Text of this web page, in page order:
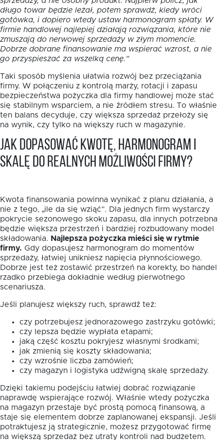
długo towar będzie leżał, potem sprawdź, kiedy wróci
gotówka, i dopiero wtedy ustaw harmonogram spłaty. W
firmie handlowej najlepiej działają rozwiązania, które nie
zmuszają do nerwowej sprzedaży w złym momencie.
Dobrze dobrane finansowanie ma wspierać wzrost, a nie
go przyspieszać za wszelką cenę.”
Taki sposób myślenia ułatwia rozwój bez przeciążania
firmy. W połączeniu z kontrolą marży, rotacji i zapasu
bezpieczeństwa pożyczka dla firmy handlowej może stać
się stabilnym wsparciem, a nie źródłem stresu. To właśnie
ten balans decyduje, czy większa sprzedaż przełoży się
na wynik, czy tylko na większy ruch w magazynie.
Jak dopasować kwotę, harmonogram i
skalę do realnych możliwości firmy?
Kwota finansowania powinna wynikać z planu działania, a
nie z tego, „ile da się wziąć”. Dla jednych firm wystarczy
pokrycie sezonowego skoku zapasu, dla innych potrzebna
będzie większa przestrzeń i bardziej rozbudowany model
składowania. Najlepsza pożyczka mieści się w rytmie
firmy. Gdy dopasujesz harmonogram do momentów
sprzedaży, łatwiej unikniesz napięcia płynnościowego.
Dobrze jest też zostawić przestrzeń na korekty, bo handel
rzadko przebiega dokładnie według pierwotnego
scenariusza.
Jeśli planujesz większy ruch, sprawdź też:
czy potrzebujesz jednorazowego zastrzyku gotówki;
czy lepsza będzie wypłata etapami;
jaką część kosztu pokryjesz własnymi środkami;
jak zmienią się koszty składowania;
czy wzrośnie liczba zamówień;
czy magazyn i logistyka udźwigną skalę sprzedaży.
Dzięki takiemu podejściu łatwiej dobrać rozwiązanie
naprawdę wspierające rozwój. Właśnie wtedy pożyczka
na magazyn przestaje być prostą pomocą finansową, a
staje się elementem dobrze zaplanowanej ekspansji. Jeśli
potraktujesz ją strategicznie, możesz przygotować firmę
na większą sprzedaż bez utraty kontroli nad budżetem.